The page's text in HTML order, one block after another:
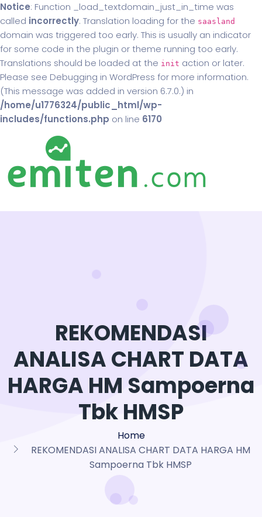
Notice: Function _load_textdomain_just_in_time was
called incorrectly. Translation loading for the saasland
domain was triggered too early. This is usually an indicator
for some code in the plugin or theme running too early.
Translations should be loaded at the init action or later.
Please see Debugging in WordPress for more information.
(This message was added in version 6.7.0.) in
/home/u1776324/public_html/wp-
includes/functions.php on line 6170
REKOMENDASI
ANALISA CHART DATA
HARGA HM Sampoerna
Tbk HMSP
Home
REKOMENDASI ANALISA CHART DATA HARGA HM
Sampoerna Tbk HMSP